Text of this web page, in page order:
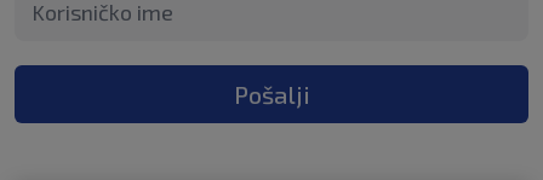
Pošalji